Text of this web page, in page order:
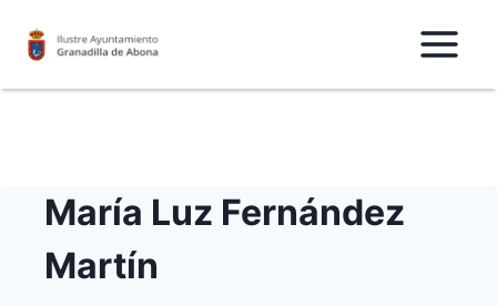
María Luz Fernández
Martín